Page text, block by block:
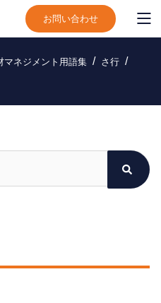
お問い合わせ
マネジメント用語集
さ行